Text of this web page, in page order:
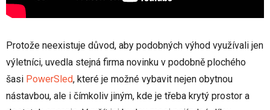
Protože neexistuje důvod, aby podobných výhod využívali jen
výletníci, uvedla stejná firma novinku v podobně plochého
šasi PowerSled, které je možné vybavit nejen obytnou
nástavbou, ale i čímkoliv jiným, kde je třeba krytý prostor a